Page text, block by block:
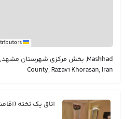
County, Razavi Khorasan, Iran
اتاق یک تخته